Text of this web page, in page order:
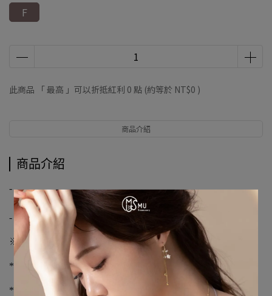
F
此商品 「 最高 」可以折抵紅利 0 點 (約等於 NT$0 )
商品介紹
商品介紹
-
【優尼聖運動聯盟】
-
※購物須知※
*下單前請先詢問庫存，下單後3-5個工作天到貨
*不提供外島宅配服務